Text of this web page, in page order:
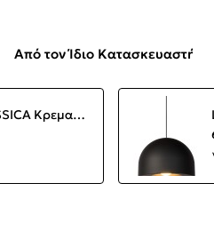
Από τον Ίδιο Κατασκευαστή
Lucide - JESSICA Κρεμαστό Φωτιστικό E27, Κεραμιδί-Μαύρο Ματ